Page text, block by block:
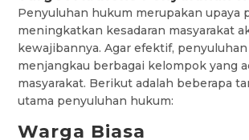
Penyuluhan hukum merupakan upaya
meningkatkan kesadaran masyarakat
kewajibannya. Agar efektif,
menjangkau berbagai kelompok yang
masyarakat. Berikut adalah beberapa
utama penyuluhan hukum:
Warga Biasa